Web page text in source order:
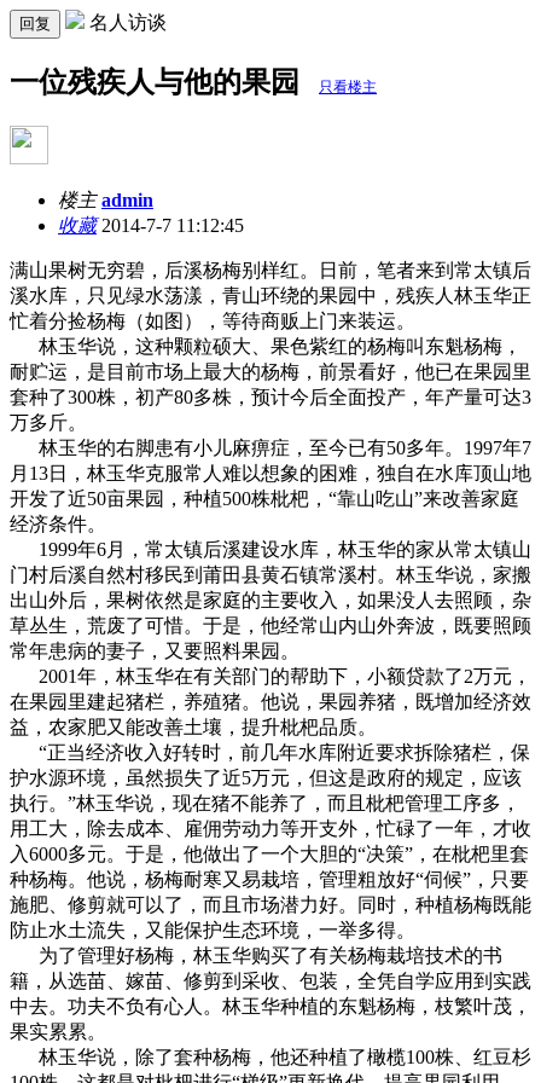
回复 名人访谈
一位残疾人与他的果园 只看楼主
楼主 admin
收藏2014-7-7 11:12:45
满山果树无穷碧，后溪杨梅别样红。日前，笔者来到常太镇后
溪水库，只见绿水荡漾，青山环绕的果园中，残疾人林玉华正
忙着分捡杨梅（如图），等待商贩上门来装运。
林玉华说，这种颗粒硕大、果色紫红的杨梅叫东魁杨梅，
耐贮运，是目前市场上最大的杨梅，前景看好，他已在果园里
套种了300株，初产80多株，预计今后全面投产，年产量可达3
万多斤。
林玉华的右脚患有小儿麻痹症，至今已有50多年。1997年7
月13日，林玉华克服常人难以想象的困难，独自在水库顶山地
开发了近50亩果园，种植500株枇杷，“靠山吃山”来改善家庭
经济条件。
1999年6月，常太镇后溪建设水库，林玉华的家从常太镇山
门村后溪自然村移民到莆田县黄石镇常溪村。林玉华说，家搬
出山外后，果树依然是家庭的主要收入，如果没人去照顾，杂
草丛生，荒废了可惜。于是，他经常山内山外奔波，既要照顾
常年患病的妻子，又要照料果园。
2001年，林玉华在有关部门的帮助下，小额贷款了2万元，
在果园里建起猪栏，养殖猪。他说，果园养猪，既增加经济效
益，农家肥又能改善土壤，提升枇杷品质。
“正当经济收入好转时，前几年水库附近要求拆除猪栏，保
护水源环境，虽然损失了近5万元，但这是政府的规定，应该
执行。”林玉华说，现在猪不能养了，而且枇杷管理工序多，
用工大，除去成本、雇佣劳动力等开支外，忙碌了一年，才收
入6000多元。于是，他做出了一个大胆的“决策”，在枇杷里套
种杨梅。他说，杨梅耐寒又易栽培，管理粗放好“伺候”，只要
施肥、修剪就可以了，而且市场潜力好。同时，种植杨梅既能
防止水土流失，又能保护生态环境，一举多得。
为了管理好杨梅，林玉华购买了有关杨梅栽培技术的书
籍，从选苗、嫁苗、修剪到采收、包装，全凭自学应用到实践
中去。功夫不负有心人。林玉华种植的东魁杨梅，枝繁叶茂，
果实累累。
林玉华说，除了套种杨梅，他还种植了橄榄100株、红豆杉